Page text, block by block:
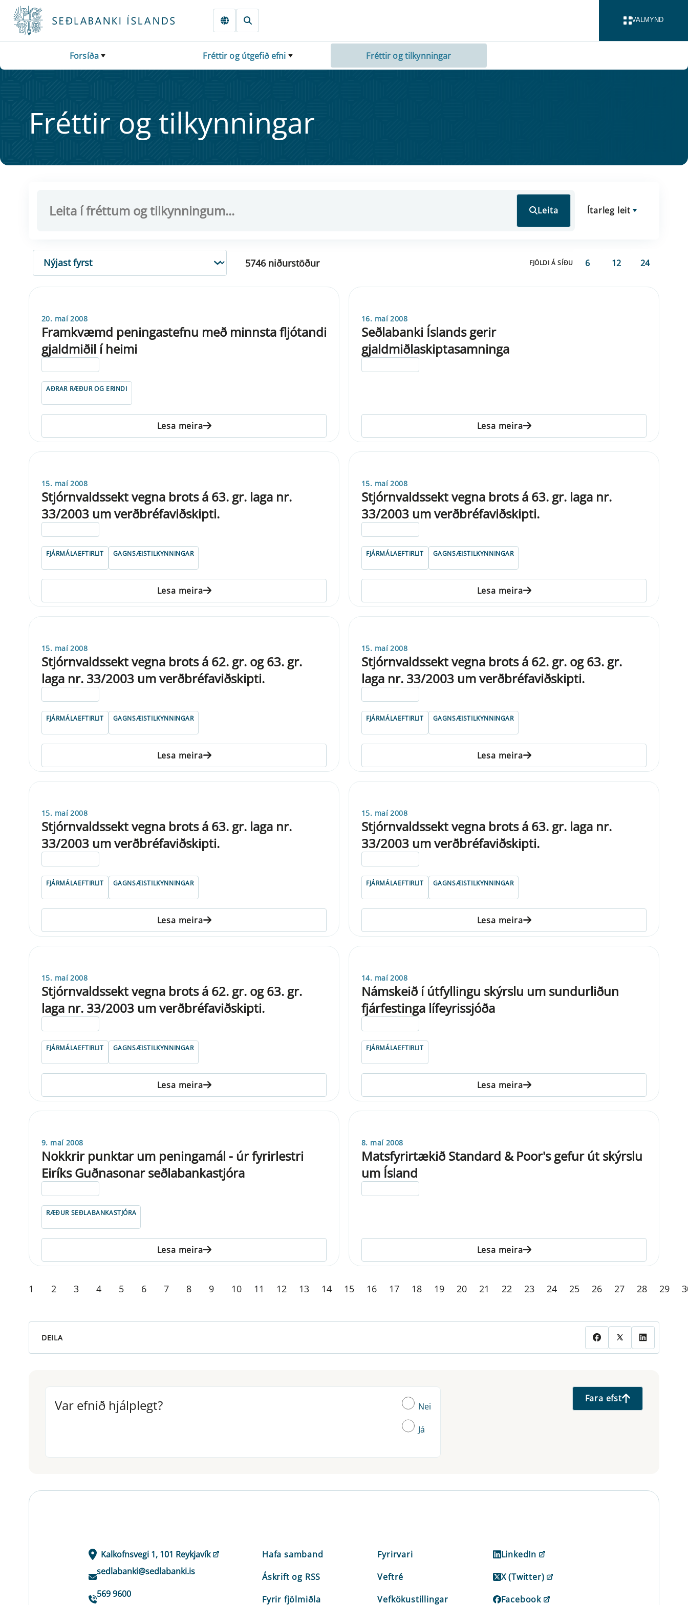
Fara beint í Meginmál
VALMYND
Forsíða Fréttir og útgefið efni Fréttir og tilkynningar
Frétt­ir og til­kynn­ing­ar
Leita Ítarleg leit
RÖÐUN
5746 niðurstöður FJÖLDI Á SÍÐU 6 12 24
20. maí 2008
Framkvæmd peningastefnu með minnsta fljótandi
gjaldmiðil í heimi
AÐRAR RÆÐUR OG ERINDI
Lesa meira
16. maí 2008
Seðlabanki Íslands gerir
gjaldmiðlaskiptasamninga
Lesa meira
15. maí 2008
Stjórnvaldssekt vegna brots á 63. gr. laga nr.
33/2003 um verðbréfaviðskipti.
FJÁRMÁLAEFTIRLIT GAGNSÆISTILKYNNINGAR
Lesa meira
15. maí 2008
Stjórnvaldssekt vegna brots á 63. gr. laga nr.
33/2003 um verðbréfaviðskipti.
FJÁRMÁLAEFTIRLIT GAGNSÆISTILKYNNINGAR
Lesa meira
15. maí 2008
Stjórnvaldssekt vegna brots á 62. gr. og 63. gr.
laga nr. 33/2003 um verðbréfaviðskipti.
FJÁRMÁLAEFTIRLIT GAGNSÆISTILKYNNINGAR
Lesa meira
15. maí 2008
Stjórnvaldssekt vegna brots á 62. gr. og 63. gr.
laga nr. 33/2003 um verðbréfaviðskipti.
FJÁRMÁLAEFTIRLIT GAGNSÆISTILKYNNINGAR
Lesa meira
15. maí 2008
Stjórnvaldssekt vegna brots á 63. gr. laga nr.
33/2003 um verðbréfaviðskipti.
FJÁRMÁLAEFTIRLIT GAGNSÆISTILKYNNINGAR
Lesa meira
15. maí 2008
Stjórnvaldssekt vegna brots á 63. gr. laga nr.
33/2003 um verðbréfaviðskipti.
FJÁRMÁLAEFTIRLIT GAGNSÆISTILKYNNINGAR
Lesa meira
15. maí 2008
Stjórnvaldssekt vegna brots á 62. gr. og 63. gr.
laga nr. 33/2003 um verðbréfaviðskipti.
FJÁRMÁLAEFTIRLIT GAGNSÆISTILKYNNINGAR
Lesa meira
14. maí 2008
Námskeið í útfyllingu skýrslu um sundurliðun
fjárfestinga lífeyrissjóða
FJÁRMÁLAEFTIRLIT
Lesa meira
9. maí 2008
Nokkrir punktar um peningamál - úr fyrirlestri
Eiríks Guðnasonar seðlabankastjóra
RÆÐUR SEÐLABANKASTJÓRA
Lesa meira
8. maí 2008
Matsfyrirtækið Standard & Poor's gefur út skýrslu
um Ísland
Lesa meira
1 2 3 4 5 6 7 8 9 10 11 12 13 14 15 16 17 18 19 20 21 22 23 24 25 26 27 28 29
DEILA
Var efnið hjálplegt?
Var efnið hjálplegt? Nei
Já
Fara efst
Kalkofnsvegi 1, 101 Reykjavík
sedlabanki@sedlabanki.is
569 9600
Hafa samband
Áskrift og RSS
Fyrir fjölmiðla
Fyrirvari
Veftré
Vefkökustillingar
LinkedIn
X (Twitter)
Facebook